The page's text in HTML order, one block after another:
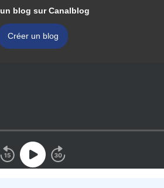
blog sur Canalblog
Créer un blog